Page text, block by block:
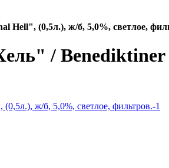
(0,5л.), ж/б, 5,0%, светлое,
/ Benediktiner